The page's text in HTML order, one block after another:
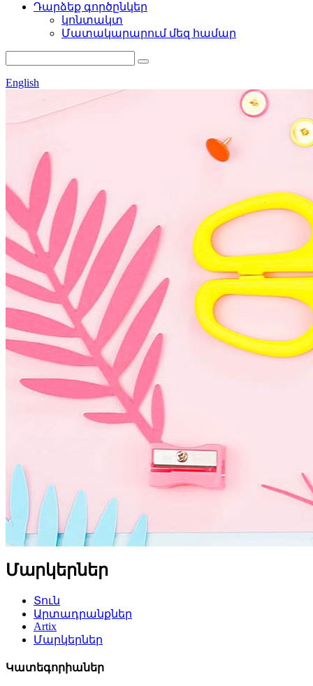
Դարձեք գործընկեր
կոնտակտ
Մատակարարում մեզ համար
English
Մարկերներ
Տուն
Արտադրանքներ
Artix
Մարկերներ
Կատեգորիաներ